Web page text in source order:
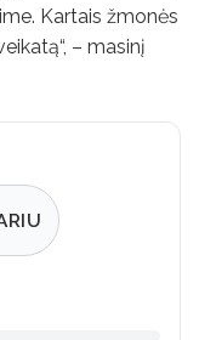
Kartais žmonės
– masinį